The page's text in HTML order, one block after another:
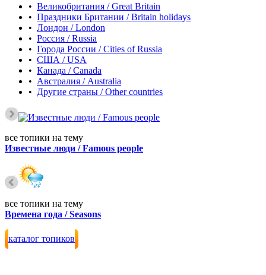
• Великобритания / Great Britain
• Праздники Британии / Britain holidays
• Лондон / London
• Россия / Russia
• Города России / Cities of Russia
• США / USA
• Канада / Canada
• Австралия / Australia
• Другие страны / Other countries
все топики на тему
Известные люди / Famous people
все топики на тему
Времена года / Seasons
каталог топиков